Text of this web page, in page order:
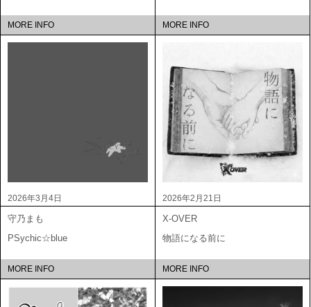
MORE INFO MORE INFO
2026年3月4日
守乃まも
PSychic☆blue
MORE INFO
2026年2月21日
X-OVER
物語になる前に
MORE INFO